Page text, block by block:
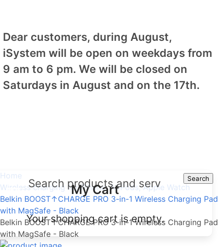
Dear customers, during August,
iSystem will be open on weekdays from
9 am to 6 pm. We will be closed on
Saturdays in August and on the 17th.
Search
My Cart
Your shopping cart is empty.
Home
Wireless charging for iPhone, AirPods, Apple Watch
Belkin BOOST↑CHARGE PRO 3-in-1 Wireless Charging Pad
with MagSafe - Black
Belkin BOOST↑CHARGE PRO 3-in-1 Wireless Charging Pad
with MagSafe - Black